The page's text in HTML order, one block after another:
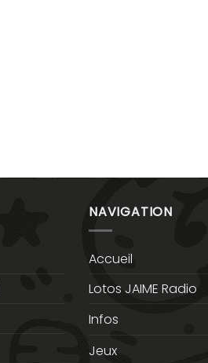
NAVIGATION
Accueil
Lotos JAIME Radio
Infos
Jeux